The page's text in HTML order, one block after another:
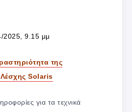
2025, 9.15 μμ
της
Solaris
για τα τεχνικά